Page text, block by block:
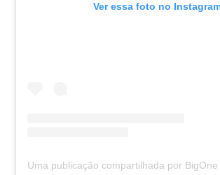
Ver essa foto no